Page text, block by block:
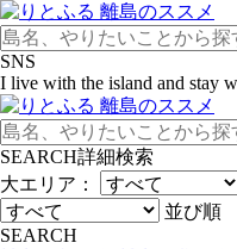
SNS
I live with the island and stay
SEARCH詳細検索
大エリア：
並び順
SEARCH